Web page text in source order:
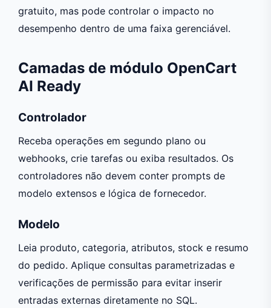
gratuito, mas pode controlar o impacto no
desempenho dentro de uma faixa gerenciável.
Camadas de módulo OpenCart
AI Ready
Controlador
Receba operações em segundo plano ou
webhooks, crie tarefas ou exiba resultados. Os
controladores não devem conter prompts de
modelo extensos e lógica de fornecedor.
Modelo
Leia produto, categoria, atributos, stock e resumo
do pedido. Aplique consultas parametrizadas e
verificações de permissão para evitar inserir
entradas externas diretamente no SQL.